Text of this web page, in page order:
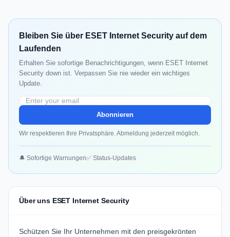
Bleiben Sie über ESET Internet Security auf dem
Laufenden
Erhalten Sie sofortige Benachrichtigungen, wenn ESET Internet
Security down ist. Verpassen Sie nie wieder ein wichtiges
Update.
Abonnieren
Wir respektieren Ihre Privatsphäre. Abmeldung jederzeit möglich.
🔔 Sofortige Warnungen✅ Status-Updates
Über uns ESET Internet Security
Schützen Sie Ihr Unternehmen mit den preisgekrönten